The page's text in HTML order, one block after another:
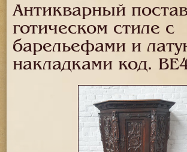
Антикварный
готическом стиле с
барельефами и
накладками код.